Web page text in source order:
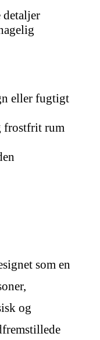
som en
og
eller fugtigt
frostfrit rum